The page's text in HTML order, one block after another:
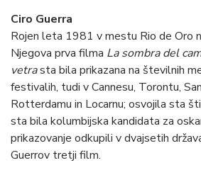
Ciro Guerra
Rojen leta 1981 v mestu Rio de Oro
Njegova prva filma La sombra del
vetrasta bila prikazana na številnih
festivalih, tudi v Cannesu, Torontu,
Rotterdamu in Locarnu; osvojila sta
sta bila kolumbijska kandidata za
prikazovanje odkupili v dvajsetih
Guerrov tretji film.